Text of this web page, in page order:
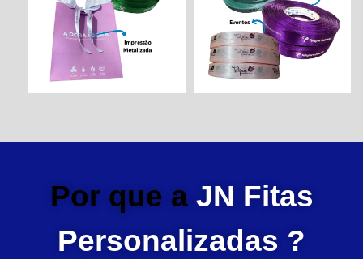
Por que a JN Fitas
Personalizadas ?